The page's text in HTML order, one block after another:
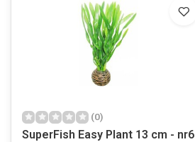
(0)
SuperFish Easy Plant 13 cm - nr6